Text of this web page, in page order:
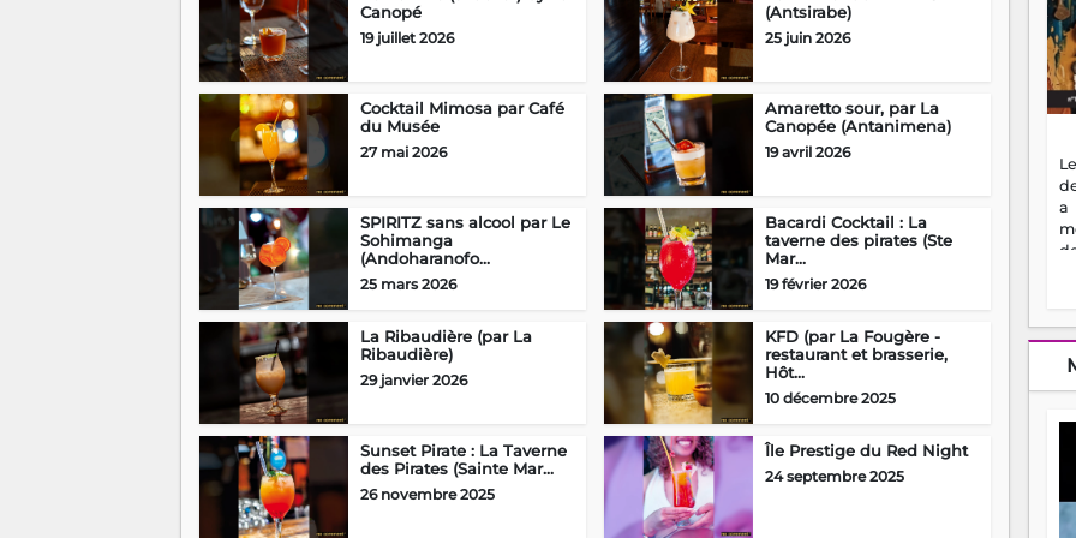
Canopé
19 juillet 2026
(Antsirabe)
25 juin 2026
Cocktail Mimosa par Café
du Musée
27 mai 2026
Amaretto sour, par La
Canopée (Antanimena)
19 avril 2026
SPIRITZ sans alcool par Le
Sohimanga
(Andoharanofo...
25 mars 2026
Bacardi Cocktail : La
taverne des pirates (Ste
Mar...
19 février 2026
La Ribaudière (par La
Ribaudière)
29 janvier 2026
KFD (par La Fougère -
restaurant et brasserie,
Hôt...
10 décembre 2025
Sunset Pirate : La Taverne
des Pirates (Sainte Mar...
26 novembre 2025
Île Prestige du Red Night
24 septembre 2025
a